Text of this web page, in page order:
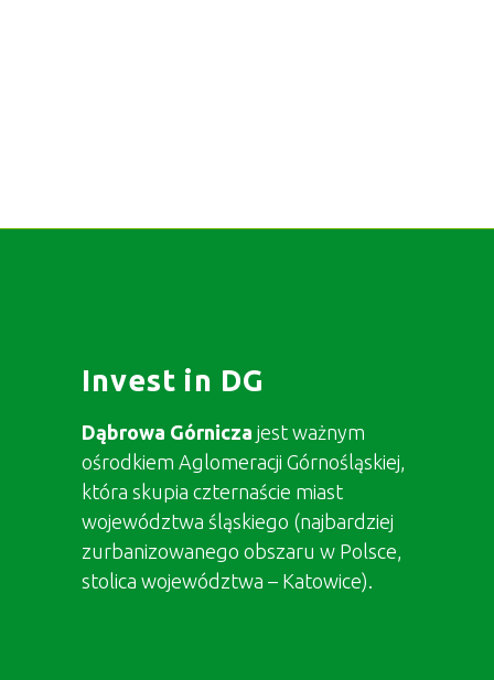
Invest in DG
Dąbrowa Górnicza jest ważnym
ośrodkiem Aglomeracji Górnośląskiej,
która skupia czternaście miast
województwa śląskiego (najbardziej
zurbanizowanego obszaru w Polsce,
stolica województwa – Katowice).